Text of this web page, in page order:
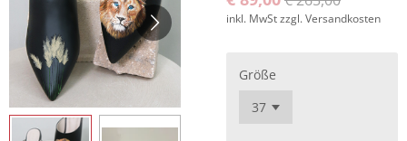
inkl. MwSt zzgl. Versandkosten
Größe